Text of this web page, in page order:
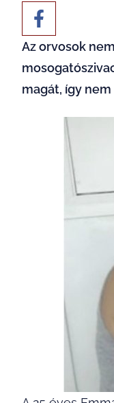
Az orvosok
magát, így